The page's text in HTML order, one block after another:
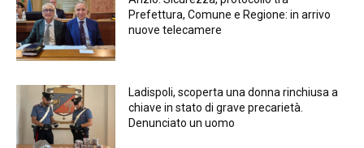
Prefettura, Comune e Regione: in arrivo
nuove telecamere
Ladispoli, scoperta una donna rinchiusa a
chiave in stato di grave precarietà.
Denunciato un uomo